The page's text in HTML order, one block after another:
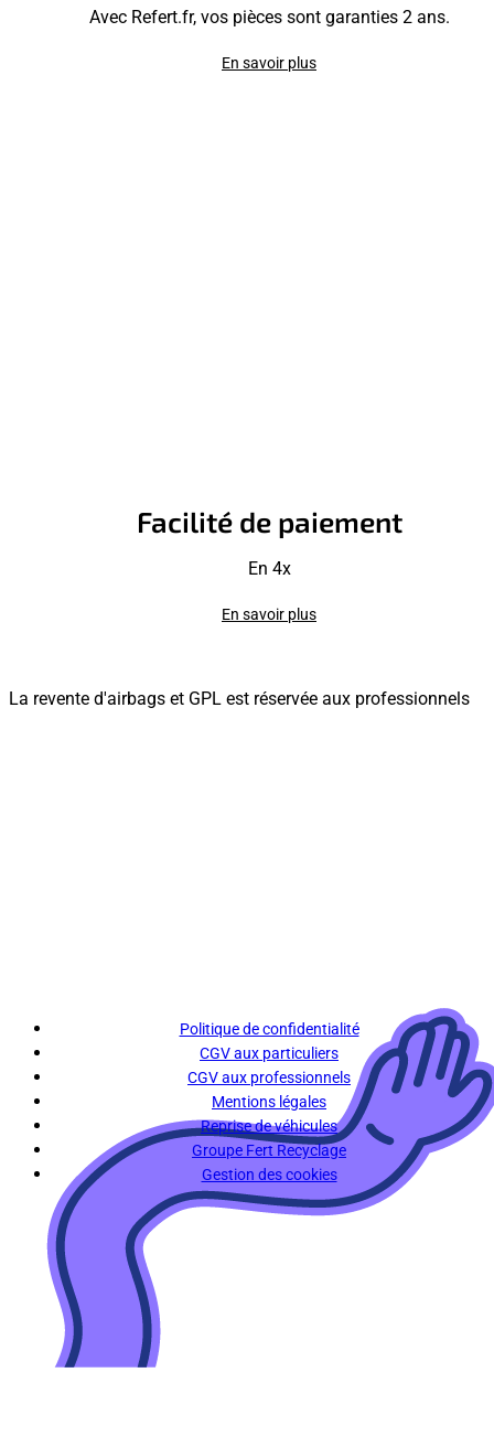
Avec Refert.fr, vos pièces sont garanties 2 ans.
En savoir plus
Facilité de paiement
En 4x
En savoir plus
La revente d'airbags et GPL est réservée aux professionnels
Politique de confidentialité
CGV aux particuliers
CGV aux professionnels
Mentions légales
Reprise de véhicules
Groupe Fert Recyclage
Gestion des cookies